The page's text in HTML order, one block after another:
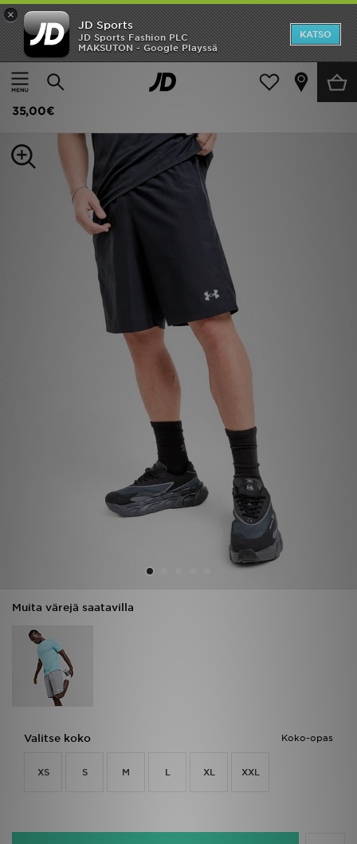
×
JD Sports
JD Sports Fashion PLC
MAKSUTON - Google Playssä
KATSO
Etusivu
Miehet Miesten vaatteet Shortsit
Under Armour Shortsit Miehet
35,00€
Muita värejä saatavilla
Koko-opas
Valitse koko
XS S M L XL XXL
Etusivu
Ale
Miehet